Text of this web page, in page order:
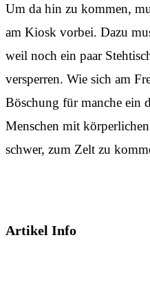
Um da hin zu kommen,
am Kiosk vorbei. Dazu
weil noch ein paar
versperren. Wie sich am
Böschung für manche ein
Menschen mit
schwer, zum Zelt zu
Artikel Info